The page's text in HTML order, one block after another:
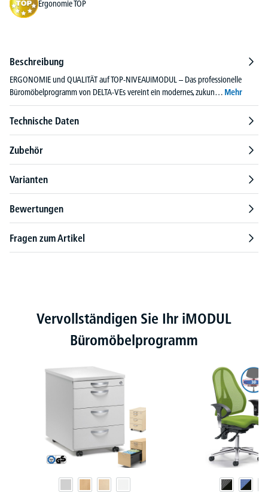
Ergonomie TOP
Beschreibung
ERGONOMIE und QUALITÄT auf TOP-NIVEAUiMODUL – Das professionelle
Büromöbelprogramm von DELTA-VEs vereint ein modernes, zukun… Mehr
Technische Daten
Zubehör
Varianten
Bewertungen
Fragen zum Artikel
Produktgalerie überspringen
Vervollständigen Sie Ihr iMODUL
Büromöbelprogramm